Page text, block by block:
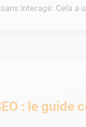
interagir. Cela a
: le guide